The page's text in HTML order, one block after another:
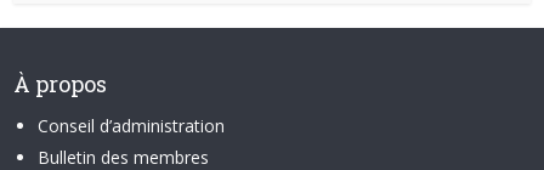
À propos
Conseil d’administration
Bulletin des membres